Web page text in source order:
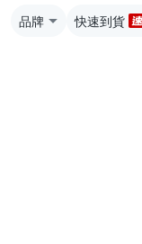
品牌 快速到貨